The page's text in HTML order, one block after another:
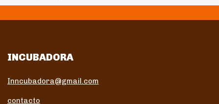
INCUBADORA
Inncubadora@gmail.com
contacto